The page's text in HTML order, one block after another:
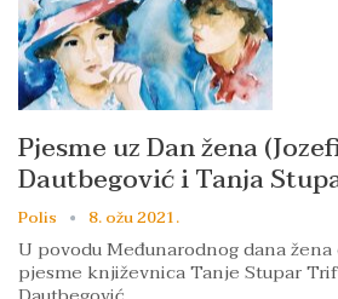
Pjesme uz Dan žena
Dautbegović i Tanja
Polis 8. ožu 2021.
U povodu Međunarodnog dana
pjesme književnica Tanje Stupar